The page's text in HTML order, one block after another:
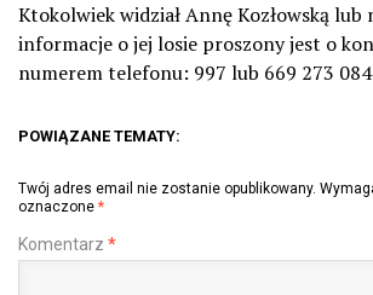
Ktokolwiek widział Annę Kozłowską lub
informacje o jej losie proszony jest o
numerem telefonu: 997 lub 669 273
POWIĄZANE TEMATY:
Twój adres email nie zostanie opublikowany.
oznaczone *
Komentarz *